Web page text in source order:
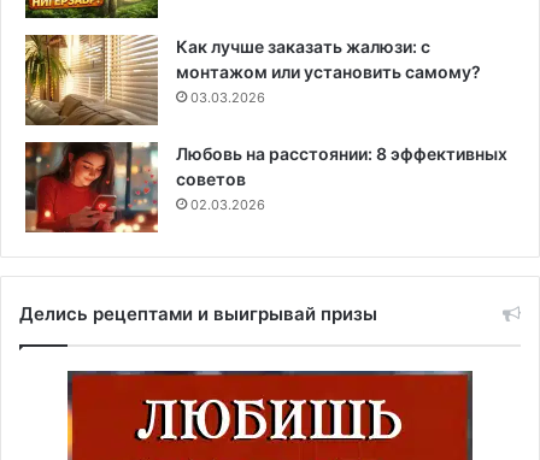
Как лучше заказать жалюзи: с
монтажом или установить самому?
03.03.2026
Любовь на расстоянии: 8 эффективных
советов
02.03.2026
Делись рецептами и выигрывай призы